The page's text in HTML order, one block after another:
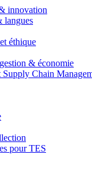
innovation
langues
éthique
& économie
Supply Chain
pour TES